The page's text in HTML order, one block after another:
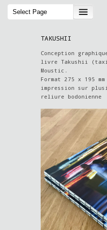
TAKUSHII
Conception
livre Takushii
Moustic.
Format 275 x 195
impression sur
reliure bodonienne